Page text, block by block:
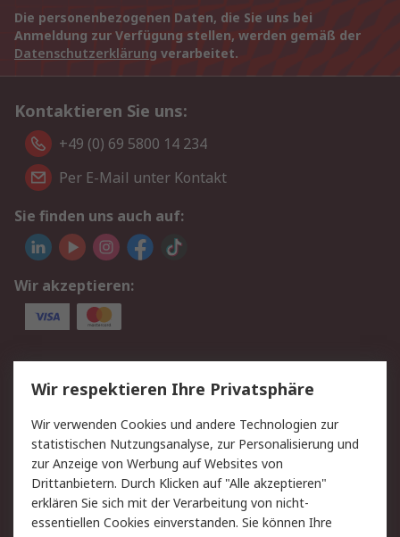
Die personenbezogenen Daten, die Sie uns bei
Anmeldung zur Verfügung stellen, werden gemäß der
Datenschutzerklärung verarbeitet.
Kontaktieren Sie uns:
+49 (0) 69 5800 14 234
Per E-Mail unter Kontakt
Sie finden uns auch auf:
Wir akzeptieren:
Service
Value Added Services
Lieferlösungen
Rücksendungen
Kontakt
Hilfe
Privatkunden
Rechtliches
AGB Datenschutz
Wir respektieren Ihre Privatsphäre
Wir verwenden Cookies und andere Technologien zur
statistischen Nutzungsanalyse, zur Personalisierung und
zur Anzeige von Werbung auf Websites von
Drittanbietern. Durch Klicken auf "Alle akzeptieren"
erklären Sie sich mit der Verarbeitung von nicht-
essentiellen Cookies einverstanden. Sie können Ihre